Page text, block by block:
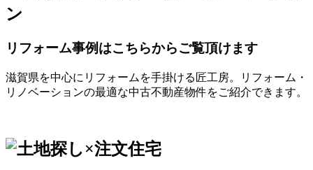
リフォーム事例はこちらからご覧頂けます
滋賀県を中心にリフォームを手掛ける匠工房。リフォーム・
リノベーションの最適な中古不動産物件をご紹介できます。